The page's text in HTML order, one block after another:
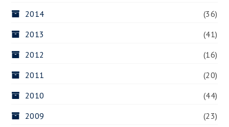
2014
(36)
2013
(41)
2012
(16)
2011
(20)
2010
(44)
2009
(23)